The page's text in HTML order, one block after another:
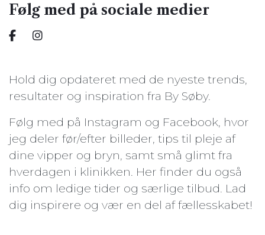
Følg med på sociale medier
Hold dig opdateret med de nyeste trends,
resultater og inspiration fra By Søby.
Følg med på Instagram og Facebook, hvor
jeg deler før/efter billeder, tips til pleje af
dine vipper og bryn, samt små glimt fra
hverdagen i klinikken. Her finder du også
info om ledige tider og særlige tilbud. Lad
dig inspirere og vær en del af fællesskabet!